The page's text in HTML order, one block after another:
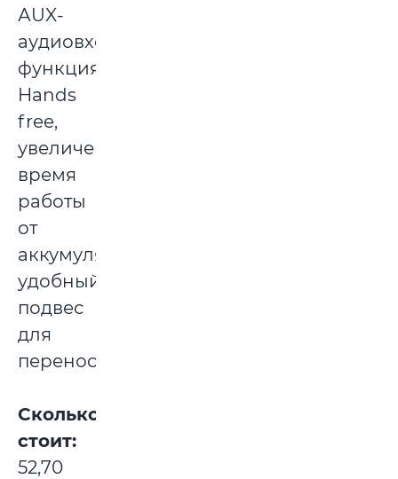
АUX-
аудиовход,
функция
Hands
free,
увеличенное
время
работы
от
аккумулятора,
удобный
подвес
для
переноски.
Сколько
стоит:
52,70